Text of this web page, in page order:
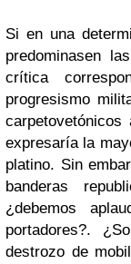
Si en una
predominasen
crítica
progresismo
expresaría la
platino. Sin
banderas
¿debemos
portadores?.
destrozo de